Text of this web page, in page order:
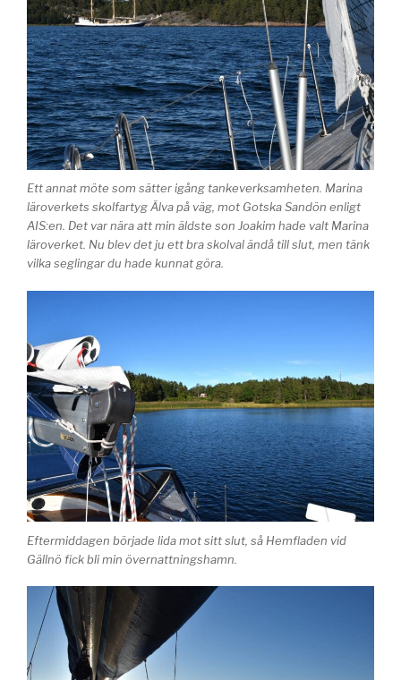
Ett annat möte som sätter igång tankeverksamheten. Marina
läroverkets skolfartyg Älva på väg, mot Gotska Sandön enligt
AIS:en. Det var nära att min äldste son Joakim hade valt Marina
läroverket. Nu blev det ju ett bra skolval ändå till slut, men tänk
vilka seglingar du hade kunnat göra.
Eftermiddagen började lida mot sitt slut, så Hemfladen vid
Gällnö fick bli min övernattningshamn.